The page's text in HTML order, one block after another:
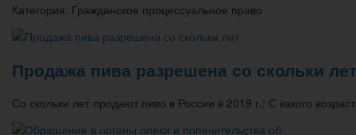
Категория: Гражданское процессуальное право
Продажа пива разрешена со скольки лет
Со скольки лет продают пиво в России в 2019 г.: С какого